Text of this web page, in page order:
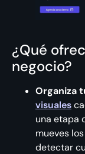
¿Qué
negocio?
Organiza
visuales
una etapa
mueves
detectar